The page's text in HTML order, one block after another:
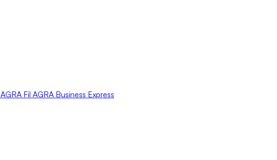
AGRA Fil AGRA Business Express